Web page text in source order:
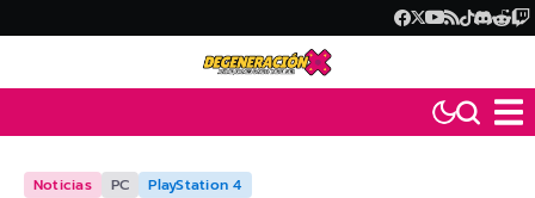
Noticias PC PlayStation 4